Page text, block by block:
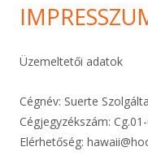
Üzemeltetői adatok
Cégnév: Suerte
Cégjegyzékszám:
Elérhetőség: